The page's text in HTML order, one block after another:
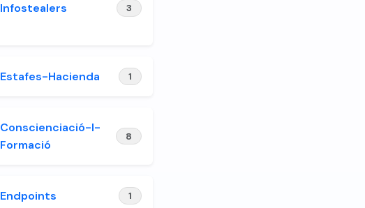
Infostealers 3
Estafes-Hacienda 1
Conscienciació-I-
Formació
8
Endpoints 1